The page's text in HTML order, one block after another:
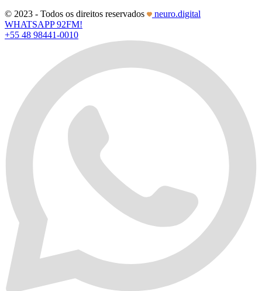
© 2023 - Todos os direitos reservados
neuro.digital
WHATSAPP 92FM!
+55 48 98441-0010